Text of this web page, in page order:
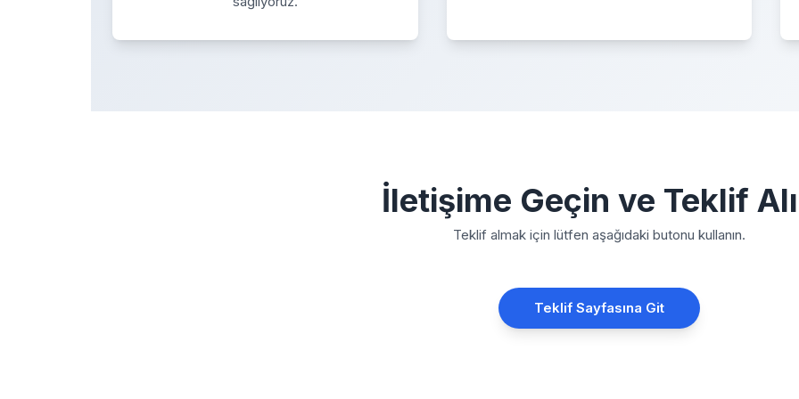
İletişime Geçin ve Teklif
Teklif almak için lütfen aşağıdaki butonu kullanın.
Teklif Sayfasına Git